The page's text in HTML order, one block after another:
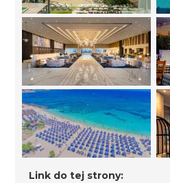
Link do tej strony: